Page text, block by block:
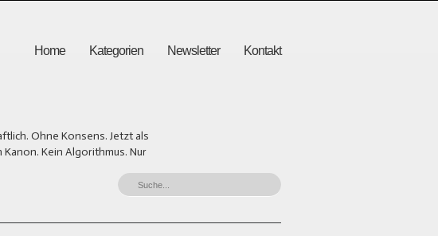
Home Kategorien Newsletter Kontakt
Ohne Konsens. Jetzt als
Kein Algorithmus. Nur